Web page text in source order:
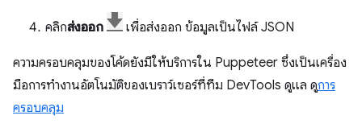
คลิกส่งออก เพื่อส่งออก ข้อมูลเป็นไฟล์ JSON
ความครอบคลุมของโค้ดยังมีให้บริการใน Puppeteer ซึ่งเป็นเครื่อง
มือการทำงานอัตโนมัติของเบราว์เซอร์ที่ทีม DevTools ดูแล ดูการ
ครอบคลุม